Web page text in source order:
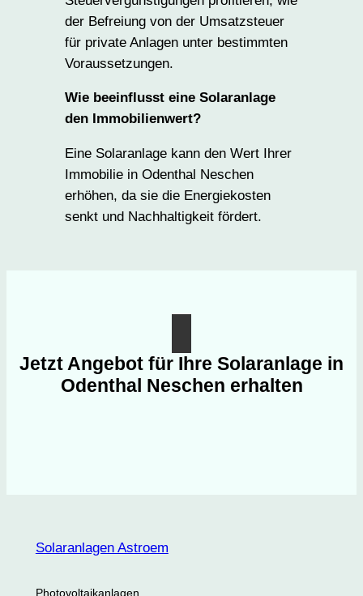
der Befreiung von der Umsatzsteuer
für private Anlagen unter bestimmten
Voraussetzungen.
Wie beeinflusst eine Solaranlage
den Immobilienwert?
Eine Solaranlage kann den Wert Ihrer
Immobilie in Odenthal Neschen
erhöhen, da sie die Energiekosten
senkt und Nachhaltigkeit fördert.
Jetzt Angebot für Ihre Solaranlage in
Odenthal Neschen erhalten
Solaranlagen Astroem
Photovoltaikanlagen